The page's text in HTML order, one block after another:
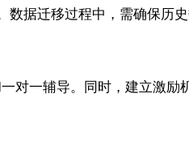
据迁移过程中，需确保历史
对一辅导。同时，建立激励